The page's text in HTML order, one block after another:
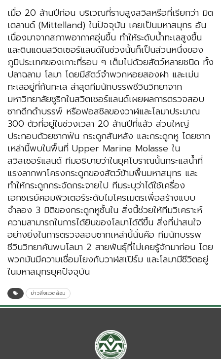
เมื่อ 20 ล้านปีก่อน บริเวณที่ราบสูงสวิสหรือที่เรียกว่า มิต
เตลานด์ (Mittelland) ในปัจจุบัน เคยเป็นมหาสมุทร อัน
เนื่องมาจากสภาพอากาศอุ่นขึ้น ทำให้ระดับน้ำทะเลสูงขึ้น
และดินแดนสวิตเซอร์แลนด์ในช่วงนั้นก็เป็นส่วนหนึ่งของ
ภูมิประเทศของเกาะที่รอบ ๆ เต็มไปด้วยสัตว์หลายชนิด ทั้ง
ปลาฉลาม โลมา โดยมีสัตว์จำพวกหอยสองฝา และเม่น
ทะเลอยู่ที่ก้นทะเล ล่าสุดทีมนักบรรพชีวินวิทยาจาก
มหาวิทยาลัยซูริกในสวิตเซอร์แลนด์เผยผลการตรวจสอบ
ซากดึกดำบรรพ์ หรือฟอสซิลของวาฬและโลมาประมาณ
300 ตัวที่อยู่ในช่วงเวลา 20 ล้านปีที่แล้ว ส่วนใหญ่
ประกอบด้วยซากฟัน กระดูกสันหลัง และกระดูกหู โดยซาก
เหล่านี้พบในพื้นที่ Upper Marine Molasse ใน
สวิสเซอร์แลนด์ ทีมอธิบายว่าในยุคโบราณนั้นกระแสน้ำที่
แรงลากพาโครงกระดูกของสัตว์ข้ามพื้นมหาสมุทร และ
ทำให้กระดูกกระจัดกระจายไป ทีมระบุว่าได้ใช้เครื่อง
เอกซเรย์คอมพิวเตอร์ระดับไมโครเมตรเพื่อสร้างแบบ
จำลอง 3 มิติของกระดูกหูชั้นใน สิ่งนี้ช่วยให้ทีมวิเคราะห์
ความสามารถในการได้ยินของโลมาได้ดีขึ้น สิ่งที่น่าสนใจ
อย่างยิ่งในการตรวจสอบซากเหล่านี้นั่นคือ ทีมนักบรรพ
ชีวินวิทยาค้นพบโลมา 2 สายพันธุ์ที่ไม่เคยรู้จักมาก่อน โดย
พวกมันมีความเชื่อมโยงกับวาฬสเปิร์ม และโลมามีชีวิตอยู่
ในมหาสมุทรยุคปัจจุบัน
ข่าวสิ่งแวดล้อม